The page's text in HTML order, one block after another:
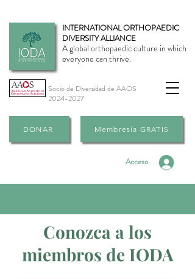
INTERNATIONAL ORTHOPAEDIC
DIVERSITY ALLIANCE
A global orthopaedic culture in which
everyone can thrive.
Socio de Diversidad de AAOS
2024-2027
DONAR Membresía GRATIS
Acceso
Conozca a los
miembros de IODA